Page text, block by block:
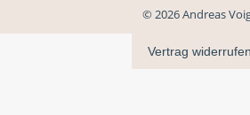
© 2026 Andreas
Vertrag widerrufen